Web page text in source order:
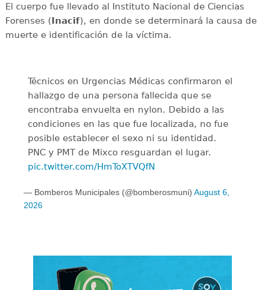
El cuerpo fue llevado al Instituto Nacional de Ciencias
Forenses (Inacif), en donde se determinará la causa de
muerte e identificación de la víctima.
Técnicos en Urgencias Médicas confirmaron el
hallazgo de una persona fallecida que se
encontraba envuelta en nylon. Debido a las
condiciones en las que fue localizada, no fue
posible establecer el sexo ni su identidad.
PNC y PMT de Mixco resguardan el lugar.
pic.twitter.com/HmToXTVQfN
— Bomberos Municipales (@bomberosmuni) August 6,
2026